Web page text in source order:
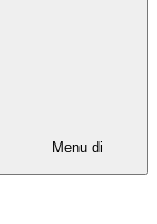
Menu di